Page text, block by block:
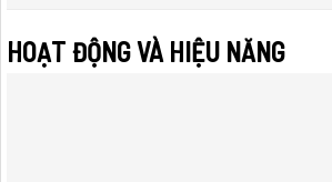
HOẠT ĐỘNG VÀ HIỆU NĂNG